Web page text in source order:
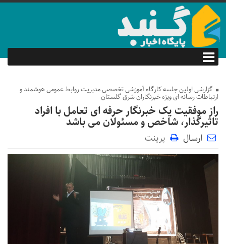
گزارشی اولین جلسه کارگاه آموزشی تخصصی مدیریت روابط عمومی هوشمند و
ارتباطات رسانه ای ویژه خبرنگاران شرق گلستان
راز موفقیت یک خبرنگار حرفه ای تعامل با افراد
تاثیرگذار، شاخص و مسئولان می باشد
ارسال پرینت